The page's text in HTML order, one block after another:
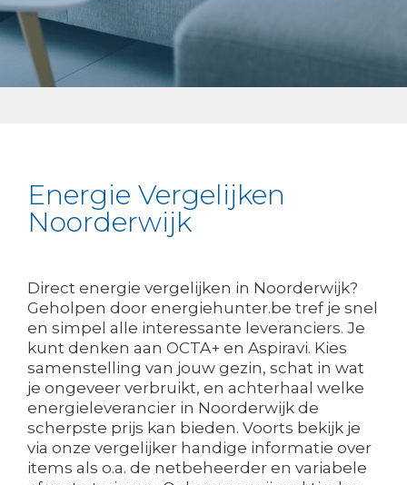
Energie Vergelijken
Noorderwijk
Direct energie vergelijken in Noorderwijk?
Geholpen door energiehunter.be tref je snel
en simpel alle interessante leveranciers. Je
kunt denken aan OCTA+ en Aspiravi. Kies
samenstelling van jouw gezin, schat in wat
je ongeveer verbruikt, en achterhaal welke
energieleverancier in Noorderwijk de
scherpste prijs kan bieden. Voorts bekijk je
via onze vergelijker handige informatie over
items als o.a. de netbeheerder en variabele